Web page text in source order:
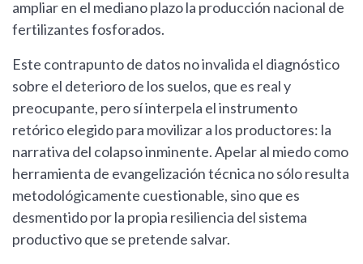
ampliar en el mediano plazo la producción nacional de
fertilizantes fosforados.
Este contrapunto de datos no invalida el diagnóstico
sobre el deterioro de los suelos, que es real y
preocupante, pero sí interpela el instrumento
retórico elegido para movilizar a los productores: la
narrativa del colapso inminente. Apelar al miedo como
herramienta de evangelización técnica no sólo resulta
metodológicamente cuestionable, sino que es
desmentido por la propia resiliencia del sistema
productivo que se pretende salvar.